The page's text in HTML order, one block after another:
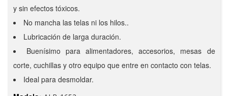
y sin efectos tóxicos.
No mancha las telas ni los hilos..
Lubricación de larga duración.
Buenísimo para alimentadores, accesorios, mesas de
corte, cuchillas y otro equipo que entre en contacto con telas.
Ideal para desmoldar.